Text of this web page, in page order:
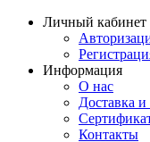
Личный кабинет
Информация
О нас
Доставка и
Контакты